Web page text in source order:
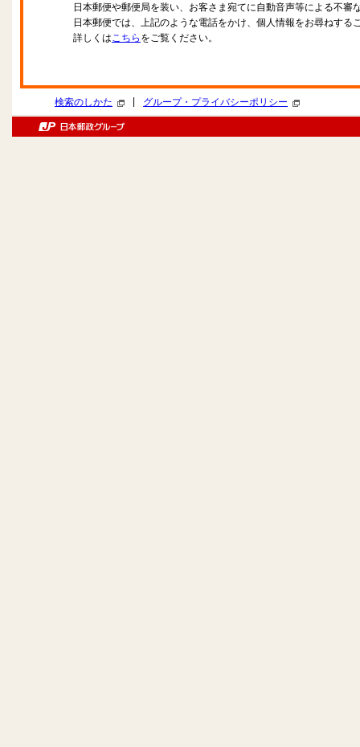
日本郵便や郵便局を装い、お客さま宛てに自動音声等による不審
日本郵便では、上記のような電話をかけ、個人情報をお尋ねする
詳しくはこちら をご覧ください。
検索のしかた グループ・プライバシーポリシー